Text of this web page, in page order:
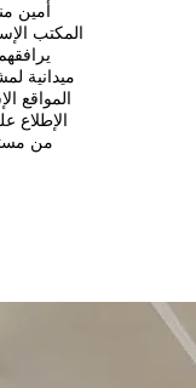
المكتب
المواقع
الإطلاع
من